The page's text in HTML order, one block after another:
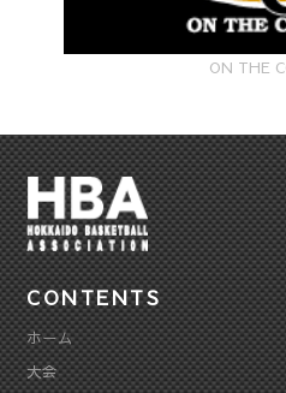
ON THE
CONTENTS
ホーム
大会